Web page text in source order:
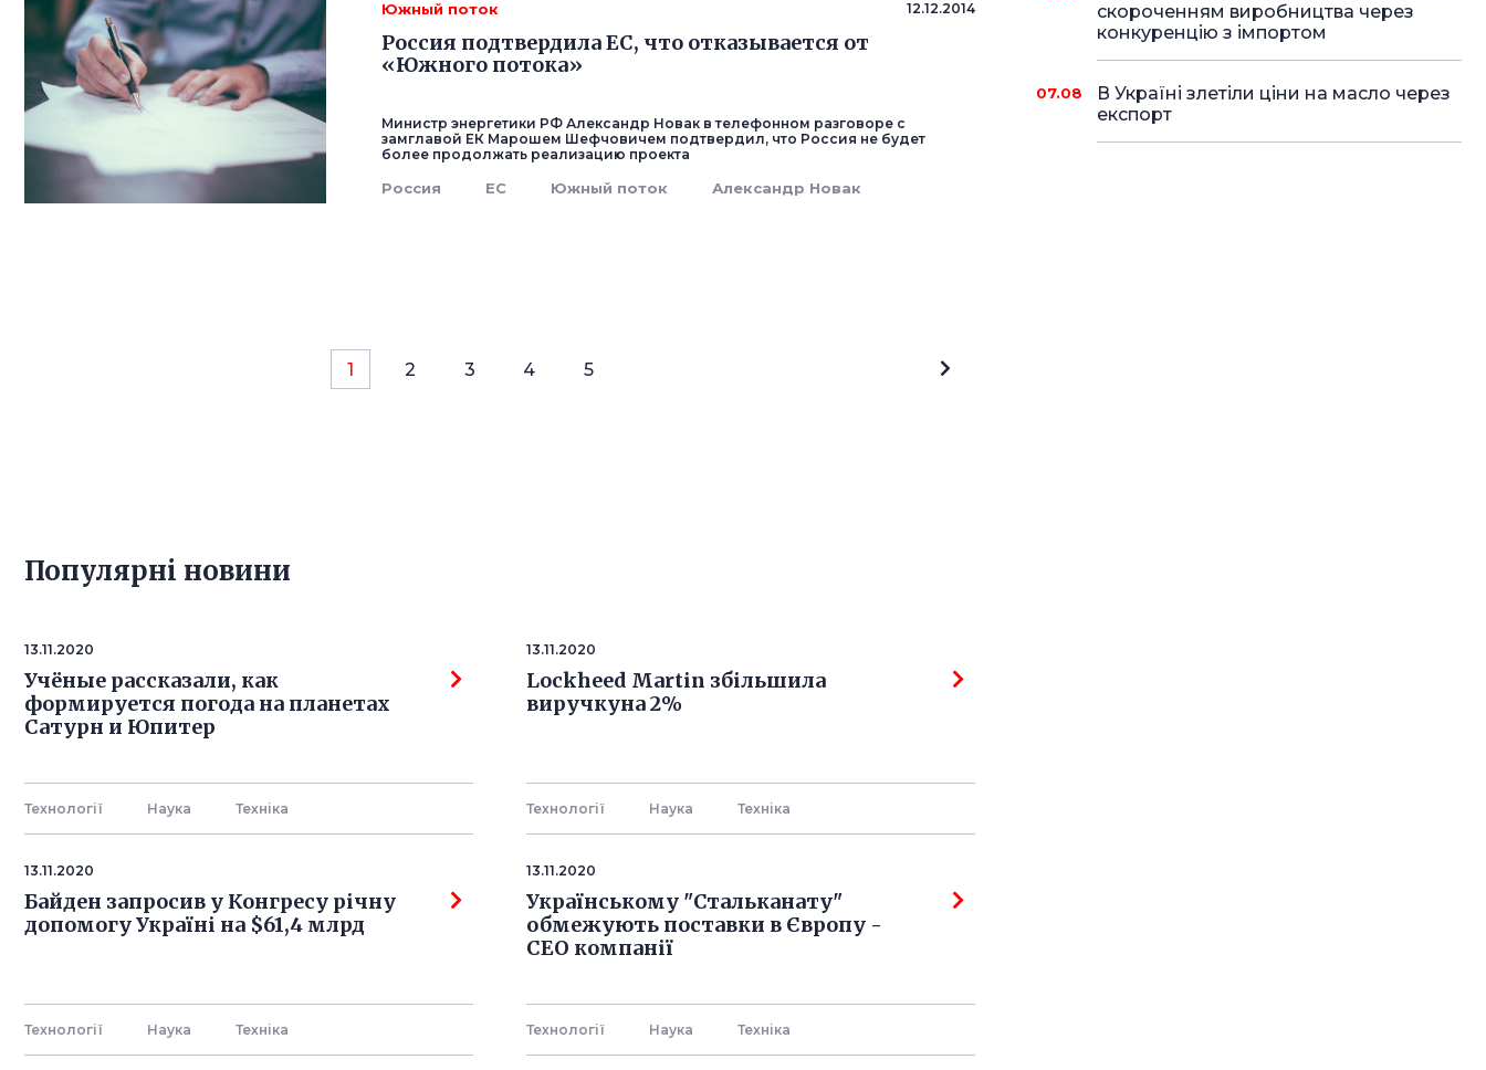
Южный поток 12.12.2014
Россия подтвердила ЕС, что отказывается от
«Южного потока»
Министр энергетики РФ Александр Новак в телефонном разговоре с
замглавой ЕК Марошем Шефчовичем подтвердил, что Россия не будет
более продолжать реализацию проекта
Россия ЕС Южный поток Александр Новак
1 2 3 4 5
Популярнi новини
13.11.2020
Учёные рассказали, как
формируется погода на планетах
Сатурн и Юпитер
Технології Наука Технiка
13.11.2020
Lockheed Martin збільшила
виручкуна 2%
Технології Наука Технiка
13.11.2020
Байден запросив у Конгресу річну
допомогу Україні на $61,4 млрд
Технології Наука Технiка
13.11.2020
Українському "Стальканату"
обмежують поставки в Європу -
СЕО компанії
Технології Наука Технiка
скороченням виробництва через
конкуренцію з імпортом
07.08
В Україні злетіли ціни на масло через
експорт